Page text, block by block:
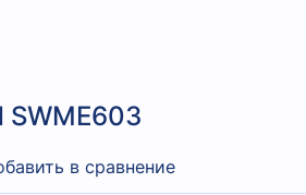
в сравнение